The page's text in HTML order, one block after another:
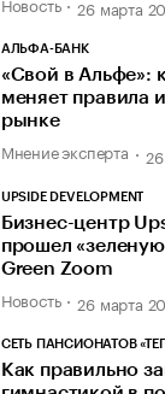
26 марта
АЛЬФА-БАНК
«Свой в Альфе»:
меняет правила
рынке
Мнение эксперта
UPSIDE DEVELOPMENT
Бизнес-центр
прошел
Green Zoom
Новость 26 марта
СЕТЬ ПАНСИОНАТОВ
Как правильно